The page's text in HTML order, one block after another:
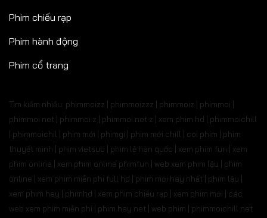
Phim chiếu rạp
Phim hành động
Phim cổ trang
Tìm kiếm nhiều: phimmoizz | phimmoizzz | phimmoiz | phimmoi |
phimmoi net | phimmoi.z | phimmoi.net z | xem phim hd | phimmoichill
| phimmoichil | phim mới | phimgi | phim mới chill | coi phim | phim
thuyết minh | phim vietsub | phim lẻ hàn quốc | xem phim fun | xem
phim online | xem phim online phimfun | web xem phim lậu | phim
online | xem phim miễn phí full hd | phim mới hay nhất | phim lậu |
xem phim hay | phimhd | xem phim chiếu rạp | xem phim mới | các
web xem phim miễn phí | phim hay.net | web phim | phimmoichill net